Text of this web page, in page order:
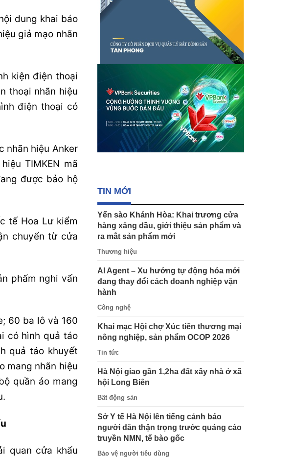
dung khai báo
giả mạo nhãn
kiện điện thoại
thoại nhãn hiệu
điện thoại có
nhãn hiệu Anker
TIMKEN mã
được bảo hộ
tế Hoa Lư kiểm
chuyển từ cửa
phẩm nghi vấn
60 ba lô và 160
có hình quả táo
quả táo khuyết
mang nhãn hiệu
quần áo mang
quan cửa khẩu
TIN MỚI
Yến sào Khánh Hòa: Khai trương cửa
hàng xăng dầu, giới thiệu sản phẩm và
ra mắt sản phẩm mới
Thương hiệu
AI Agent – Xu hướng tự động hóa mới
đang thay đổi cách doanh nghiệp vận
hành
Công nghệ
Khai mạc Hội chợ Xúc tiến thương mại
nông nghiệp, sản phẩm OCOP 2026
Tin tức
Hà Nội giao gần 1,2ha đất xây nhà ở xã
hội Long Biên
Bất động sản
Sở Y tế Hà Nội lên tiếng cảnh báo
người dân thận trọng trước quảng cáo
truyền NMN, tế bào gốc
Bảo vệ người tiêu dùng